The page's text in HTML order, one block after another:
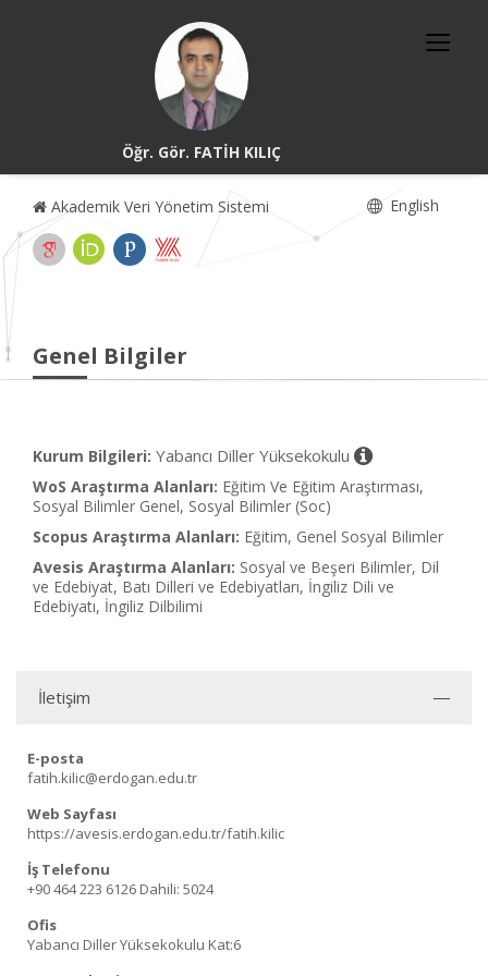
Öğr. Gör. FATİH KILIÇ
Akademik Veri Yönetim Sistemi English
Genel Bilgiler
Kurum Bilgileri: Yabancı Diller Yüksekokulu
WoS Araştırma Alanları: Eğitim Ve Eğitim Araştırması,
Sosyal Bilimler Genel, Sosyal Bilimler (Soc)
Scopus Araştırma Alanları: Eğitim, Genel Sosyal Bilimler
Avesis Araştırma Alanları: Sosyal ve Beşeri Bilimler, Dil
ve Edebiyat, Batı Dilleri ve Edebiyatları, İngiliz Dili ve
Edebiyatı, İngiliz Dilbilimi
İletişim
E-posta
fatih.kilic@erdogan.edu.tr
Web Sayfası
https://avesis.erdogan.edu.tr/fatih.kilic
İş Telefonu
+90 464 223 6126 Dahili: 5024
Ofis
Yabancı Diller Yüksekokulu Kat:6